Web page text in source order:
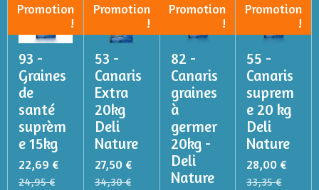
Promotion
!
93 -
Graines
de
santé
suprèm
e 15kg
22,69 €
24,95 €
Promotion
!
53 -
Canaris
Extra
20kg
Deli
Nature
27,50 €
34,30 €
Promotion
!
82 -
Canaris
graines
à
germer
20kg -
Deli
Nature
Promotion
!
55 -
Canaris
suprem
e 20 kg
Deli
Nature
28,00 €
33,35 €